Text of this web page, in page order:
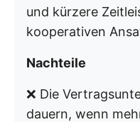
und kürzere
kooperativen
Nachteile
❌ Die
dauern, wenn